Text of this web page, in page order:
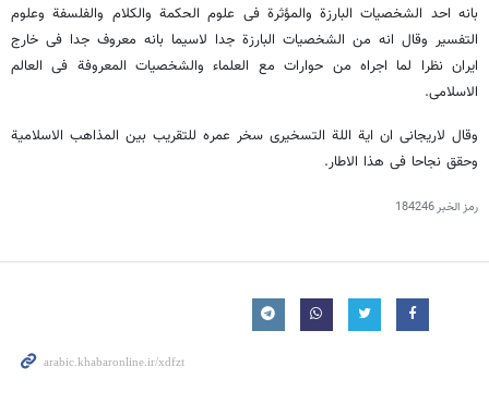
بانه احد الشخصیات البارزة والمؤثرة فی علوم الحکمة والکلام والفلسفة وعلوم
التفسیر وقال انه من الشخصیات البارزة جدا لاسیما بانه معروف جدا فی خارج
ایران نظرا لما اجراه من حوارات مع العلماء والشخصیات المعروفة فی العالم
الاسلامی.
وقال لاریجانی ان ایة اللة التسخیری سخر عمره للتقریب بین المذاهب الاسلامیة
وحقق نجاحا فی هذا الاطار.
رمز الخبر184246